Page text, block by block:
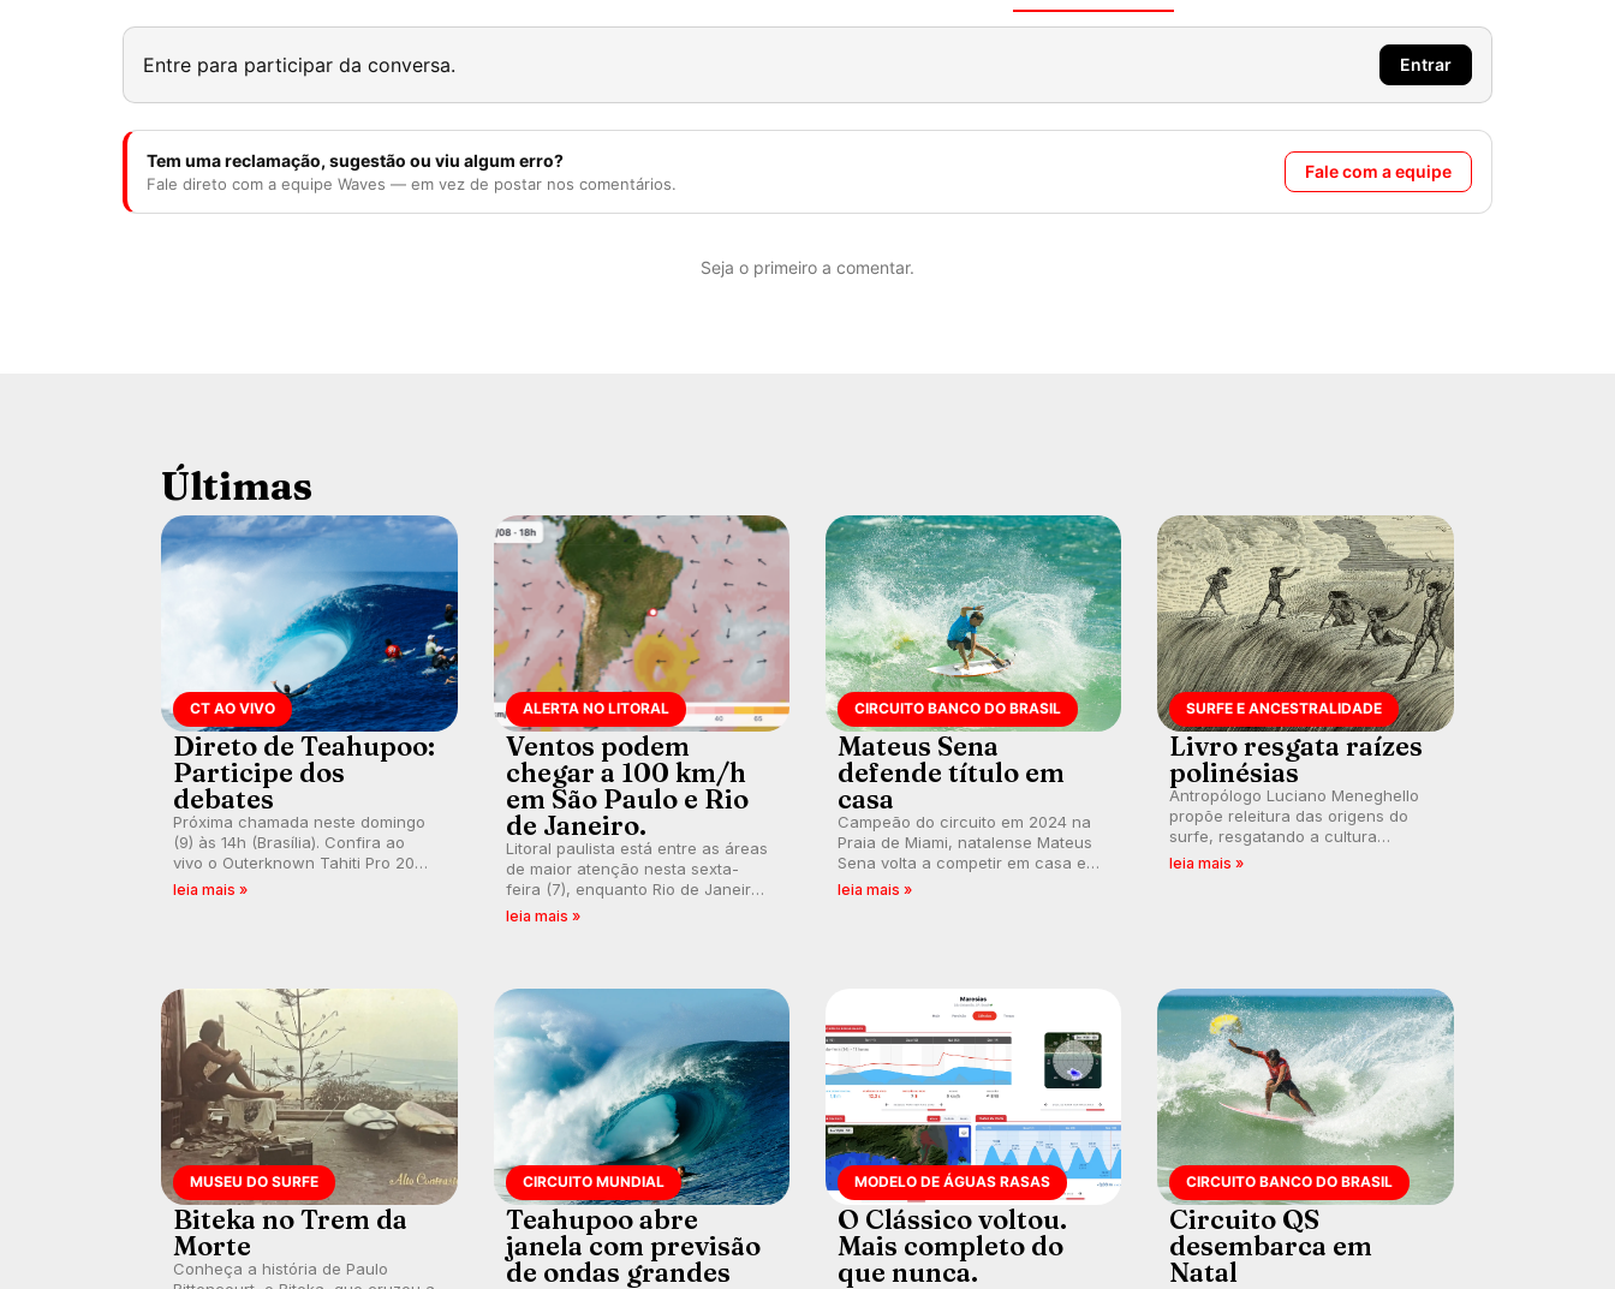
Entre para participar da conversa. Entrar
Tem uma reclamação, sugestão ou viu algum erro?
Fale direto com a equipe Waves — em vez de postar nos comentários.
Fale com a equipe
Seja o primeiro a comentar.
Últimas
CT AO VIVO
Direto de Teahupoo:
Participe dos
debates
Próxima chamada neste domingo
(9) às 14h (Brasília). Confira ao
vivo o Outerknown Tahiti Pro 2026
e participe dos comentários e
leia mais »
ALERTA NO LITORAL
Ventos podem
chegar a 100 km/h
em São Paulo e Rio
de Janeiro.
Litoral paulista está entre as áreas
de maior atenção nesta sexta-
feira (7), enquanto Rio de Janeiro
também recebe alerta para ventos
leia mais »
CIRCUITO BANCO DO BRASIL
Mateus Sena
defende título em
casa
Campeão do circuito em 2024 na
Praia de Miami, natalense Mateus
Sena volta a competir em casa em
busca de manter a hegemonia
leia mais »
SURFE E ANCESTRALIDADE
Livro resgata raízes
polinésias
Antropólogo Luciano Meneghello
propõe releitura das origens do
surfe, resgatando a cultura
polinésia e questionando a visão
leia mais »
MUSEU DO SURFE
Biteka no Trem da
Morte
Conheça a história de Paulo
CIRCUITO MUNDIAL
Teahupoo abre
janela com previsão
de ondas grandes
MODELO DE ÁGUAS RASAS
O Clássico voltou.
Mais completo do
que nunca.
CIRCUITO BANCO DO BRASIL
Circuito QS
desembarca em
Natal